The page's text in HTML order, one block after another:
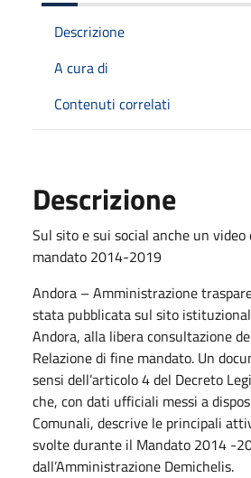
Descrizione
A cura di
Contenuti correlati
Descrizione
Sul sito e sui social anche un
mandato 2014-2019
Andora – Amministrazione
stata pubblicata sul sito
Andora, alla libera consultazione
Relazione di fine mandato. Un
sensi dell’articolo 4 del Decreto
che, con dati ufficiali messi a
Comunali, descrive le principali
svolte durante il Mandato 2014 -
dall’Amministrazione Demichelis.